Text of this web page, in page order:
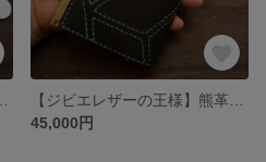
45,000円